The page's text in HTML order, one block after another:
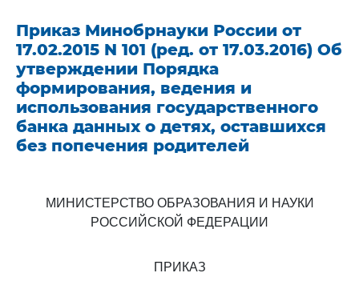
Приказ Минобрнауки России от
17.02.2015 N 101 (ред. от 17.03.2016) Об
утверждении Порядка
формирования, ведения и
использования государственного
банка данных о детях, оставшихся
без попечения родителей
МИНИСТЕРСТВО ОБРАЗОВАНИЯ И НАУКИ
РОССИЙСКОЙ ФЕДЕРАЦИИ
ПРИКАЗ